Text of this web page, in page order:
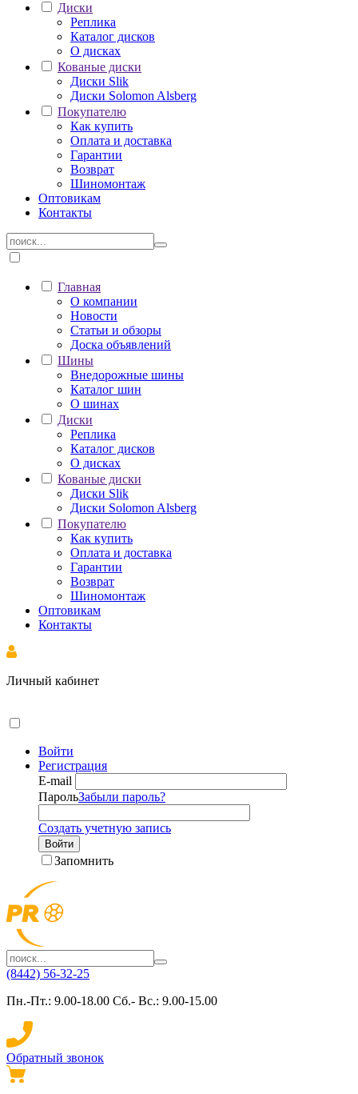
Диски
Реплика
Каталог дисков
О дисках
Кованые диски
Диски Slik
Диски Solomon Alsberg
Покупателю
Как купить
Оплата и доставка
Гарантии
Возврат
Шиномонтаж
Оптовикам
Контакты
Главная
О компании
Новости
Статьи и обзоры
Доска объявлений
Шины
Внедорожные шины
Каталог шин
О шинах
Диски
Реплика
Каталог дисков
О дисках
Кованые диски
Диски Slik
Диски Solomon Alsberg
Покупателю
Как купить
Оплата и доставка
Гарантии
Возврат
Шиномонтаж
Оптовикам
Контакты
Личный кабинет
Войти
Регистрация
E-mail
ПарольЗабыли пароль?
Создать учетную запись
Войти
Запомнить
(8442) 56-32-25
Пн.-Пт.: 9.00-18.00 Сб.- Вс.: 9.00-15.00
Обратный звонок